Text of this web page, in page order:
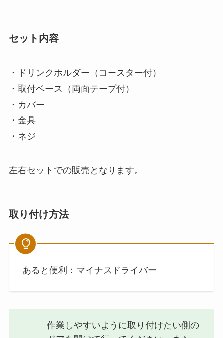
セット内容
・ドリンクホルダー（コースター付）
・取付ベース（両面テープ付）
・カバー
・金具
・ネジ
左右セットでの販売となります。
取り付け方法
あると便利：マイナスドライバー
作業しやすいように取り付けたい側の